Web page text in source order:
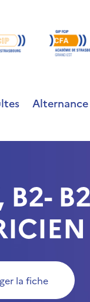
Alternance
B2-
la fiche